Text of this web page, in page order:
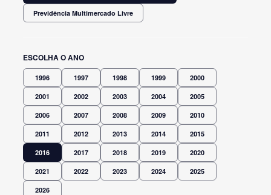
Previdência Multimercado Livre
ESCOLHA O ANO
1996 1997 1998 1999 2000
2001 2002 2003 2004 2005
2006 2007 2008 2009 2010
2011 2012 2013 2014 2015
2016 2017 2018 2019 2020
2021 2022 2023 2024 2025
2026